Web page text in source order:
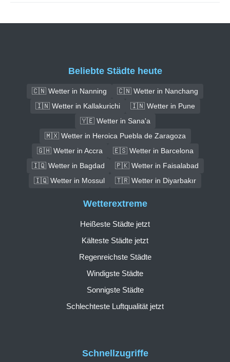
Beliebte Städte heute
🇨🇳 Wetter in Nanning
🇨🇳 Wetter in Nanchang
🇮🇳 Wetter in Kallakurichi
🇮🇳 Wetter in Pune
🇾🇪 Wetter in Sana'a
🇲🇽 Wetter in Heroica Puebla de Zaragoza
🇬🇭 Wetter in Accra
🇪🇸 Wetter in Barcelona
🇮🇶 Wetter in Bagdad
🇵🇰 Wetter in Faisalabad
🇮🇶 Wetter in Mossul
🇹🇷 Wetter in Diyarbakır
Schnellzugriffe
Wetterextreme
Heißeste Städte jetzt
Kälteste Städte jetzt
Regenreichste Städte
Windigste Städte
Sonnigste Städte
Schlechteste Luftqualität jetzt